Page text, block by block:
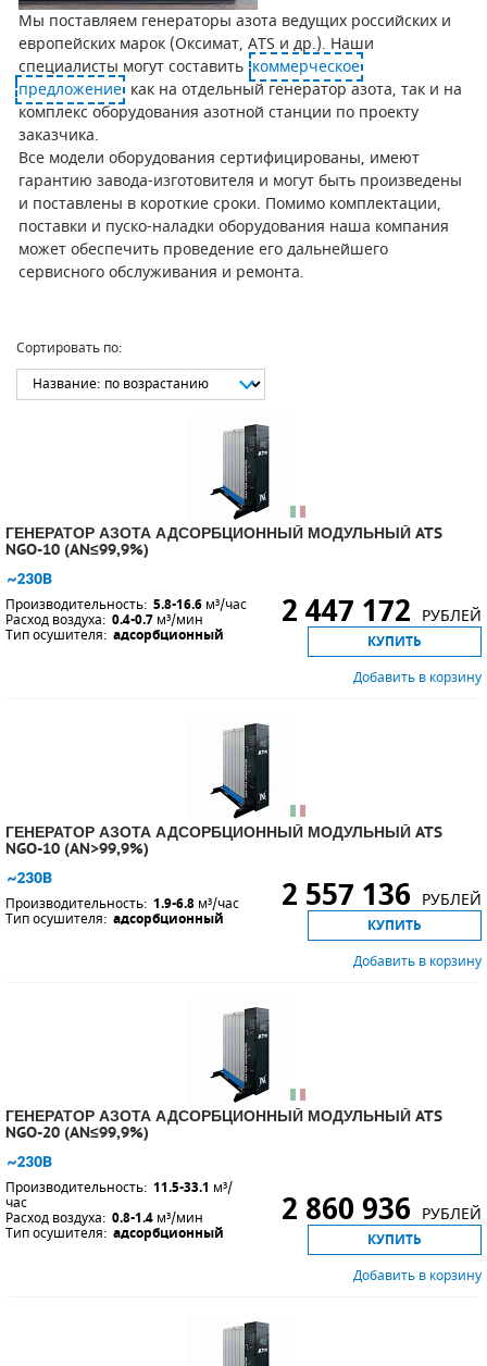
Мы поставляем генераторы азота ведущих российских и
европейских марок (Оксимат, ATS и др.). Наши
специалисты могут составить коммерческое
предложение как на отдельный генератор азота, так и на
комплекс оборудования азотной станции по проекту
заказчика.
Все модели оборудования сертифицированы, имеют
гарантию завода-изготовителя и могут быть произведены
и поставлены в короткие сроки. Помимо комплектации,
поставки и пуско-наладки оборудования наша компания
может обеспечить проведение его дальнейшего
сервисного обслуживания и ремонта.
Сортировать по:
ГЕНЕРАТОР АЗОТА АДСОРБЦИОННЫЙ МОДУЛЬНЫЙ ATS
NGO-10 (AN≤99,9%)
Производительность: 5.8-16.6 м³/час
Расход воздуха: 0.4-0.7 м³/мин
Тип осушителя: адсорбционный
2 447 172 РУБЛЕЙ
КУПИТЬ
Добавить в корзину
ГЕНЕРАТОР АЗОТА АДСОРБЦИОННЫЙ МОДУЛЬНЫЙ ATS
NGO-10 (AN>99,9%)
Производительность: 1.9-6.8 м³/час
Тип осушителя: адсорбционный
2 557 136 РУБЛЕЙ
КУПИТЬ
Добавить в корзину
ГЕНЕРАТОР АЗОТА АДСОРБЦИОННЫЙ МОДУЛЬНЫЙ ATS
NGO-20 (AN≤99,9%)
Производительность: 11.5-33.1 м³/
час
Расход воздуха: 0.8-1.4 м³/мин
Тип осушителя: адсорбционный
2 860 936 РУБЛЕЙ
КУПИТЬ
Добавить в корзину